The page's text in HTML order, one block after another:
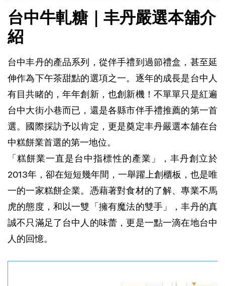
台中牛軋糖｜丰丹嚴選本舖介
紹
台中丰丹的產品系列，從伴手禮到過節禮盒，甚至延
伸作為下午茶甜點的選項之一。逐年的成長是台中人
有目共睹的，年年創新，也創新機！不單單只是紅遍
台中大街小巷而已，還是各縣市伴手禮推薦的第一首
選。國際採訪予以肯定，更是奠定丰丹嚴選本舖在台
中糕餅業首選的第一地位。
「糕餅業一直是台中指標性的產業」，丰丹創立於
2013年，卻在短短幾年間，一舉躍上創櫃板，也是唯
一的一家糕餅企業。憑藉著對食材的了解、專業不馬
虎的態度，和以一雙「擁有魔法的雙手」，丰丹的真
誠不只滿足了台中人的味蕾，更是一點一滴在地台中
人的回憶。